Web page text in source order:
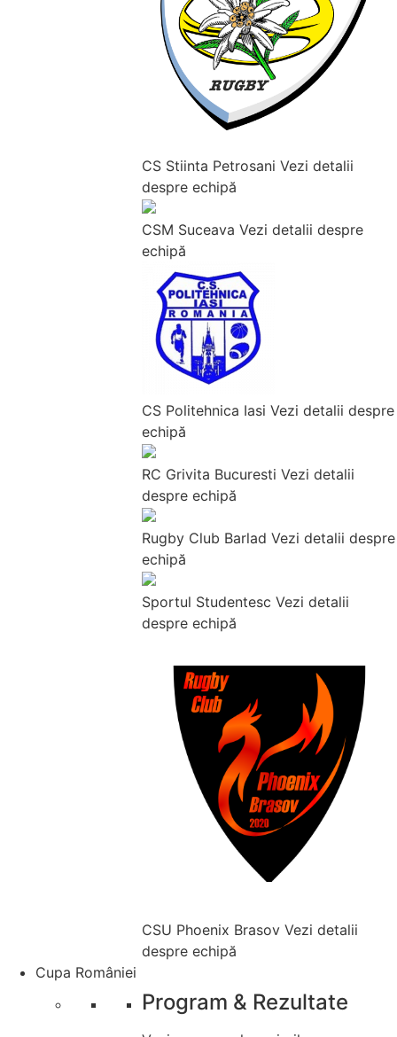
CS Stiinta Petrosani Vezi detalii
despre echipă
CSM Suceava Vezi detalii despre
echipă
CS Politehnica Iasi Vezi detalii despre
echipă
RC Grivita Bucuresti Vezi detalii
despre echipă
Rugby Club Barlad Vezi detalii despre
echipă
Sportul Studentesc Vezi detalii
despre echipă
CSU Phoenix Brasov Vezi detalii
despre echipă
Cupa României
Program & Rezultate